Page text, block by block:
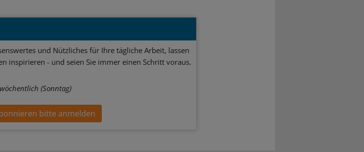
und Nützliches für Ihre tägliche Arbeit, lassen
inspirieren - und seien Sie immer einen Schritt voraus.
wöchentlich (Sonntag)
bitte anmelden